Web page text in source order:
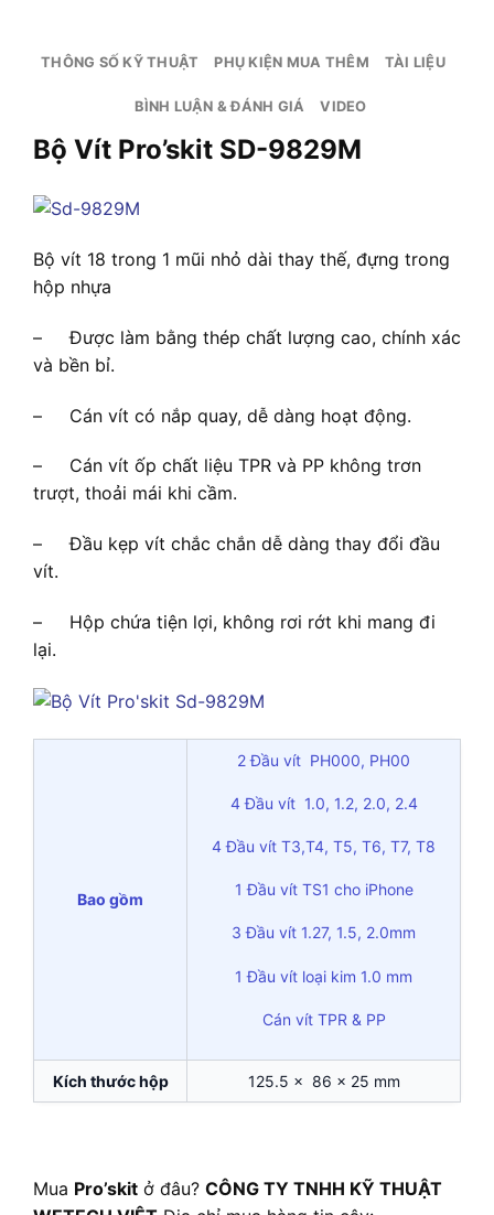
THÔNG SỐ KỸ THUẬT PHỤ KIỆN MUA THÊM TÀI LIỆU
BÌNH LUẬN & ĐÁNH GIÁ VIDEO
Bộ Vít Pro’skit SD-9829M
Bộ vít 18 trong 1 mũi nhỏ dài thay thế, đựng trong
hộp nhựa
– Được làm bằng thép chất lượng cao, chính xác
và bền bỉ.
– Cán vít có nắp quay, dễ dàng hoạt động.
– Cán vít ốp chất liệu TPR và PP không trơn
trượt, thoải mái khi cầm.
– Đầu kẹp vít chắc chắn dễ dàng thay đổi đầu
vít.
– Hộp chứa tiện lợi, không rơi rớt khi mang đi
lại.
Bao gồm
2 Đầu vít PH000, PH00
4 Đầu vít 1.0, 1.2, 2.0, 2.4
4 Đầu vít T3,T4, T5, T6, T7, T8
1 Đầu vít TS1 cho iPhone
3 Đầu vít 1.27, 1.5, 2.0mm
1 Đầu vít loại kim 1.0 mm
Cán vít TPR & PP
Kích thước hộp 125.5 x 86 x 25 mm
Mua Pro’skit ở đâu? CÔNG TY TNHH KỸ THUẬT